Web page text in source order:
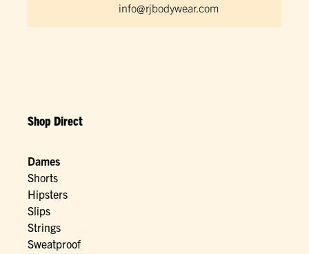
info@rjbodywear.com
Shop Direct
Dames
Shorts
Hipsters
Slips
Strings
Sweatproof